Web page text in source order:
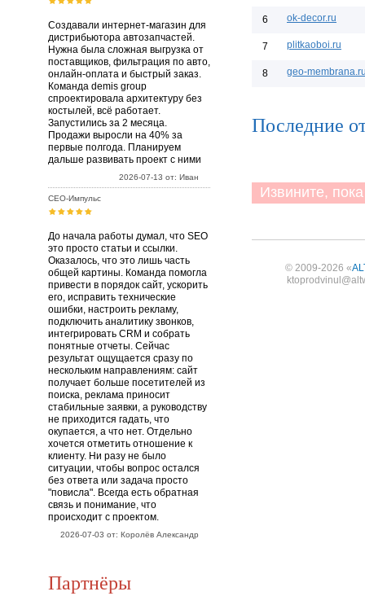
Создавали интернет-магазин для
дистрибьютора автозапчастей.
Нужна была сложная выгрузка от
поставщиков, фильтрация по авто,
онлайн-оплата и быстрый заказ.
Команда demis group
спроектировала архитектуру без
костылей, всё работает.
Запустились за 2 месяца.
Продажи выросли на 40% за
первые полгода. Планируем
дальше развивать проект с ними
2026-07-13 от: Иван
СЕО-Импульс
До начала работы думал, что SEO
это просто статьи и ссылки.
Оказалось, что это лишь часть
общей картины. Команда помогла
привести в порядок сайт, ускорить
его, исправить технические
ошибки, настроить рекламу,
подключить аналитику звонков,
интегрировать CRM и собрать
понятные отчеты. Сейчас
результат ощущается сразу по
нескольким направлениям: сайт
получает больше посетителей из
поиска, реклама приносит
стабильные заявки, а руководству
не приходится гадать, что
окупается, а что нет. Отдельно
хочется отметить отношение к
клиенту. Ни разу не было
ситуации, чтобы вопрос остался
без ответа или задача просто
"повисла". Всегда есть обратная
связь и понимание, что
происходит с проектом.
2026-07-03 от: Королёв Александр
Партнёры
6 ok-decor.ru
7 plitkaoboi.ru
8 geo-
Последние
Извините,
© 2009-2026 «